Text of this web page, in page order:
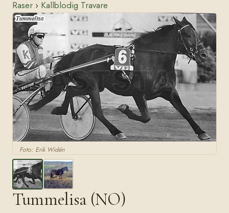
Raser › Kallblodig Travare
Foto: Erik Widén
Tummelisa (NO)